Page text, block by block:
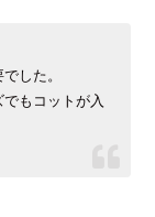
した。
もコットが入